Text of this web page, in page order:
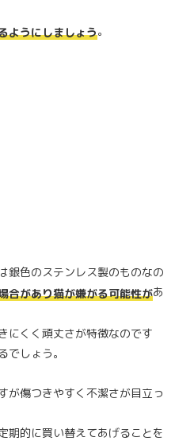
ようにしましょう。
銀色のステンレス製のものなの
合があり猫が嫌がる可能性があ
にくく頑丈さが特徴なのです
しょう。
が傷つきやすく不潔さが目立っ
期的に買い替えてあげることを